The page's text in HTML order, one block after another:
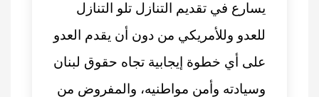
يسارع في تقديم التنازل تلو التنازل
للعدو وللأمريكي من دون أن يقدم العدو
على أي خطوة إيجابية تجاه حقوق لبنان
وسيادته وأمن مواطنيه، والمفروض من